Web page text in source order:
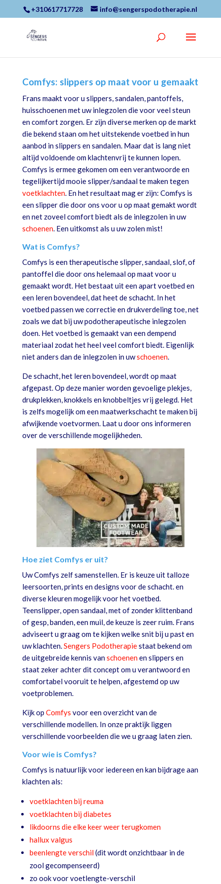
+310617717728 info@sengerspodotherapie.nl
Comfys: slippers op maat voor u gemaakt
Frans maakt voor u slippers, sandalen, pantoffels,
huisschoenen met uw inlegzolen die voor veel steun
en comfort zorgen. Er zijn diverse merken op de markt
die bekend staan om het uitstekende voetbed in hun
aanbod in slippers en sandalen. Maar dat is lang niet
altijd voldoende om klachtenvrij te kunnen lopen.
Comfys is ermee gekomen om een verantwoorde en
tegelijkertijd mooie slipper/sandaal te maken tegen
voetklachten. En het resultaat mag er zijn: Comfys is
een slipper die door ons voor u op maat gemakt wordt
en net zoveel comfort biedt als de inlegzolen in uw
schoenen. Een uitkomst als u uw zolen mist!
Wat is Comfys?
Comfys is een therapeutische slipper, sandaal, slof, of
pantoffel die door ons helemaal op maat voor u
gemaakt wordt. Het bestaat uit een apart voetbed en
een leren bovendeel, dat heet de schacht. In het
voetbed passen we correctie en drukverdeling toe, net
zoals we dat bij uw podotherapeutische inlegzolen
doen. Het voetbed is gemaakt van een dempend
materiaal zodat het heel veel comfort biedt. Eigenlijk
niet anders dan de inlegzolen in uwschoenen.
De schacht, het leren bovendeel, wordt op maat
afgepast. Op deze manier worden gevoelige plekjes,
drukplekken, knokkels en knobbeltjes vrij gelegd. Het
is zelfs mogelijk om een maatwerkschacht te maken bij
afwijkende voetvormen. Laat u door ons informeren
over de verschillende mogelijkheden.
Hoe ziet Comfys er uit?
Uw Comfys zelf samenstellen. Er is keuze uit talloze
leersoorten, prints en designs voor de schacht. en
diverse kleuren mogelijk voor het voetbed.
Teenslipper, open sandaal, met of zonder klittenband
of gesp, banden, een muil, de keuze is zeer ruim. Frans
adviseert u graag om te kijken welke snit bij u past en
uw klachten.Sengers Podotherapiestaat bekend om
de uitgebreide kennis vanschoenenen slippers en
staat zeker achter dit concept om u verantwoord en
comfortabel vooruit te helpen, afgestemd op uw
voetproblemen.
Kijk op Comfys voor een overzicht van de
verschillende modellen. In onze praktijk liggen
verschillende voorbeelden die we u graag laten zien.
Voor wie is Comfys?
Comfys is natuurlijk voor iedereen en kan bijdrage aan
klachten als:
voetklachten bij reuma
voetklachten bij diabetes
likdoorns die elke keer weer terugkomen
hallux valgus
beenlengte verschil(dit wordt onzichtbaar in de
zool gecompenseerd)
zo ook voor voetlengte-verschil